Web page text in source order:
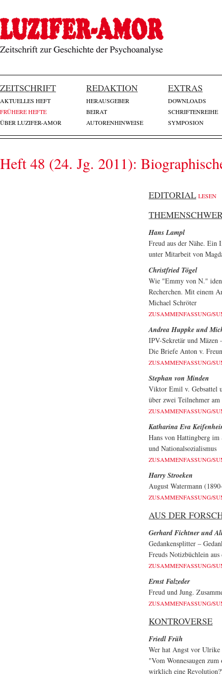
ZEITSCHRIFT
AKTUELLES HEFT
FRÜHERE HEFTE
ÜBER LUZIFER-AMOR
REDAKTION
HERAUSGEBER
BEIRAT
AUTORENHINWEISE
EXTRAS
DOWNLOADS
SCHRIFTENREIHE
SYMPOSION
Heft 48 (24. Jg. 2011):
EDITORIAL LESEN
Hans Lampl
Freud aus der Nähe.
unter Mitarbeit von
Christfried Tögel
Wie "Emmy von N."
Recherchen. Mit einem
Michael Schröter
ZUSAMMENFASSUNG/
Andrea Huppke und
IPV-Sekretär und Mäzen
Die Briefe Anton v.
ZUSAMMENFASSUNG/
Stephan von Minden
Viktor Emil v. Gebsattel
über zwei Teilnehmer
ZUSAMMENFASSUNG/
Katharina Eva
Hans von Hattingberg im
und Nationalsozialismus
ZUSAMMENFASSUNG/
Harry Stroeken
August Watermann
ZUSAMMENFASSUNG/
AUS DER
Gerhard Fichtner und
Gedankensplitter –
Freuds Notizbüchlein
ZUSAMMENFASSUNG/
Ernst Falzeder
Freud und Jung.
ZUSAMMENFASSUNG/
KONTROVERSE
Friedl Früh
Wer hat Angst vor
"Vom Wonnesaugen
wirklich eine